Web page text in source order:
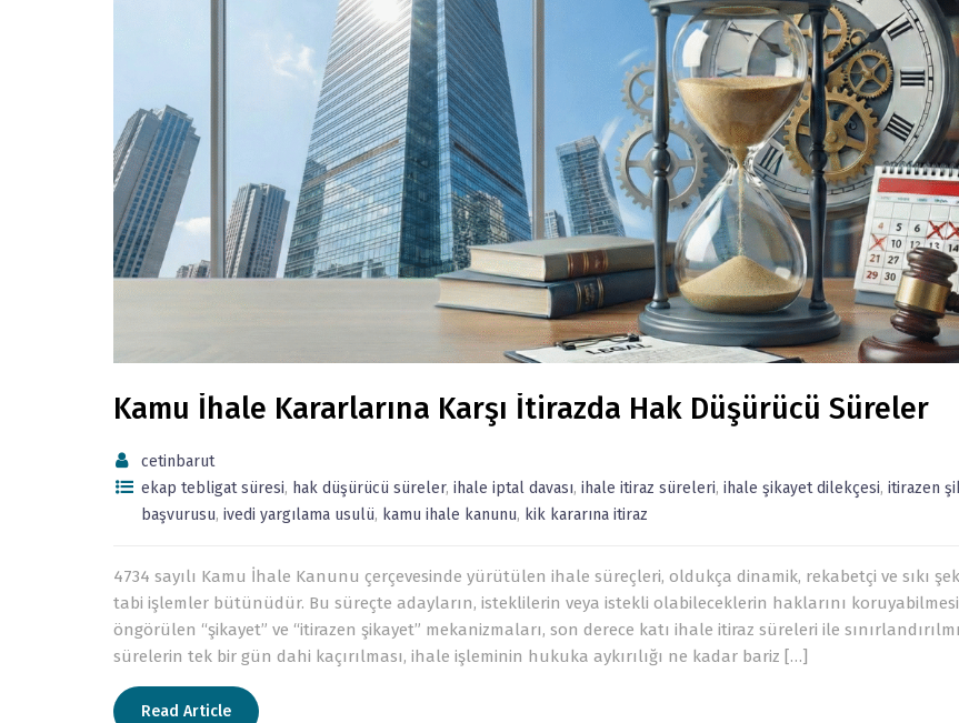
Kamu İhale Kararlarına Karşı İtirazda Hak Düşürücü Süreler
cetinbarut
ekap tebligat süresi, hak düşürücü süreler, ihale iptal davası, ihale itiraz süreleri, ihale şikayet dilekçesi, itirazen
başvurusu, ivedi yargılama usulü, kamu ihale kanunu, kik kararına itiraz
4734 sayılı Kamu İhale Kanunu çerçevesinde yürütülen ihale süreçleri, oldukça dinamik, rekabetçi ve sıkı
tabi işlemler bütünüdür. Bu süreçte adayların, isteklilerin veya istekli olabileceklerin haklarını
öngörülen “şikayet” ve “itirazen şikayet” mekanizmaları, son derece katı ihale itiraz süreleri ile
sürelerin tek bir gün dahi kaçırılması, ihale işleminin hukuka aykırılığı ne kadar bariz […]
Read Article